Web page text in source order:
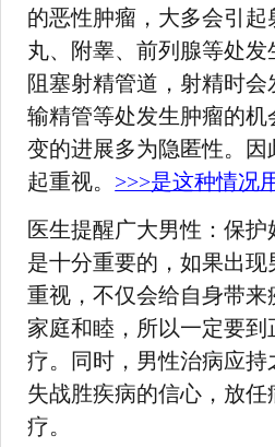
的恶性肿瘤，大多会引起
丸、附睾、前列腺等处
阻塞射精管道，射精时会
输精管等处发生肿瘤的机
变的进展多为隐匿性。因
起重视。 >>>是这种情况
医生提醒广大男性：保
是十分重要的，如果出现
重视，不仅会给自身带来
家庭和睦，所以一定要
疗。同时，男性治病应
失战胜疾病的信心，放
疗。